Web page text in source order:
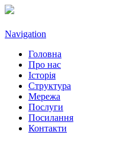
Navigation
Головна
Про нас
Історія
Структура
Мережа
Послуги
Посилання
Контакти